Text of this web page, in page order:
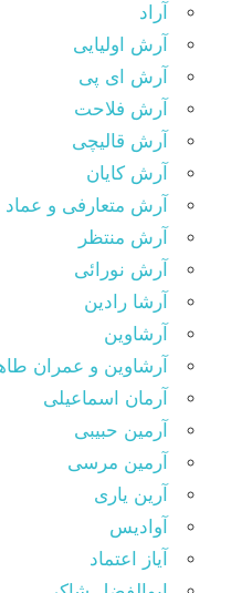
آراد
آرش اولیایی
آرش ای پی
آرش فلاحت
آرش قالیچی
آرش کایان
آرش متعارفی و
آرش منتظر
آرش نورائی
آرشا رادین
آرشاوین
آرشاوین و عمران
آرمان اسماعیلی
آرمین حبیبی
آرمین مرسی
آرین یاری
آوادیس
آیاز اعتماد